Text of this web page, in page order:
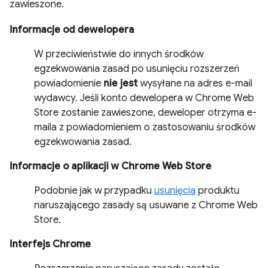
zawieszone.
Informacje od dewelopera
W przeciwieństwie do innych środków
egzekwowania zasad po usunięciu rozszerzeń
powiadomienie nie jest wysyłane na adres e-mail
wydawcy. Jeśli konto dewelopera w Chrome Web
Store zostanie zawieszone, deweloper otrzyma e-
maila z powiadomieniem o zastosowaniu środków
egzekwowania zasad.
Informacje o aplikacji w Chrome Web Store
Podobnie jak w przypadku usunięcia produktu
naruszającego zasady są usuwane z Chrome Web
Store.
Interfejs Chrome